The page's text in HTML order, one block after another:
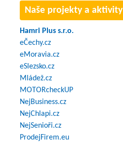
Naše projekty a aktivity
Hamri Plus s.r.o.
eČechy.cz
eMoravia.cz
eSlezsko.cz
Mládež.cz
MOTORcheckUP
NejBusiness.cz
NejChlapi.cz
NejSenioři.cz
ProdejFirem.eu